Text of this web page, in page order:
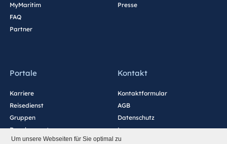
Um unsere Webseiten für Sie optimal zu
MyMaritim
FAQ
Partner
Presse
Portale
Karriere
Reisedienst
Gruppen
Development
Blog
Kontakt
Kontaktformular
AGB
Datenschutz
Impressum
Barrierefreiheitserklärung